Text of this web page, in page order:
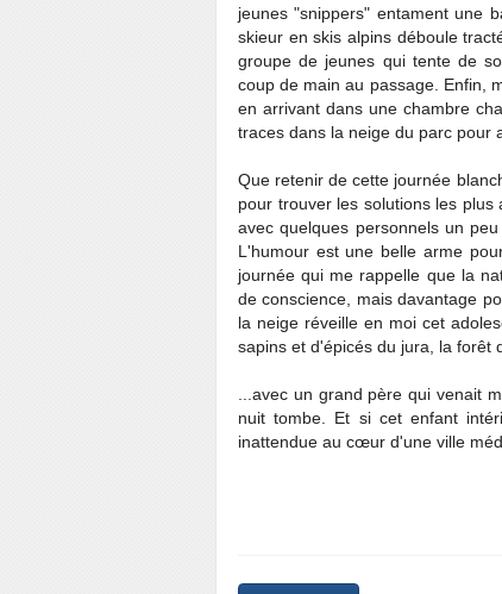
jeunes "snippers" entament une
skieur en skis alpins déboule
groupe de jeunes qui tente de
coup de main au passage. Enfin,
en arrivant dans une chambre
traces dans la neige du parc pour
Que retenir de cette journée
pour trouver les solutions les
avec quelques personnels un
L'humour est une belle arme
journée qui me rappelle que la
de conscience, mais davantage
la neige réveille en moi cet
sapins et d'épicés du jura, la forêt
...avec un grand père qui venait
nuit tombe. Et si cet enfant
inattendue au cœur d'une ville